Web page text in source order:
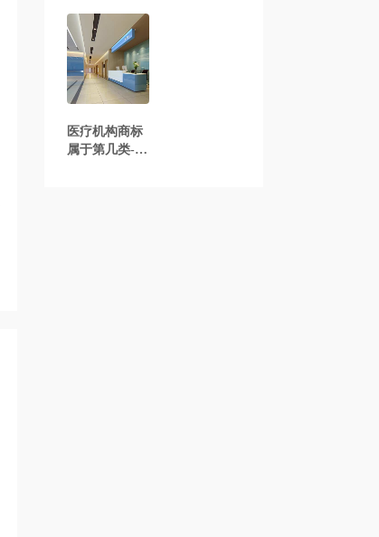
属于哪一类？
「商标分类」
医疗机构商标
属于第几类-医